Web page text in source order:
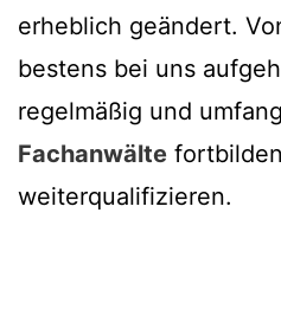
erheblich geändert.
bestens bei uns
regelmäßig und
Fachanwälte
weiterqualifizieren.